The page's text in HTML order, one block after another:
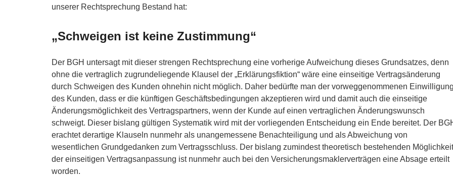
unserer Rechtsprechung Bestand hat:
„Schweigen ist keine Zustimmung“
Der BGH untersagt mit dieser strengen Rechtsprechung eine vorherige Aufweichung dieses Grundsatzes, denn
ohne die vertraglich zugrundeliegende Klausel der „Erklärungsfiktion“ wäre eine einseitige Vertragsänderung
durch Schweigen des Kunden ohnehin nicht möglich. Daher bedürfte man der vorweggenommenen
des Kunden, dass er die künftigen Geschäftsbedingungen akzeptieren wird und damit auch die einseitige
Änderungsmöglichkeit des Vertragspartners, wenn der Kunde auf einen vertraglichen Änderungswunsch
schweigt. Dieser bislang gültigen Systematik wird mit der vorliegenden Entscheidung ein Ende bereitet. Der
erachtet derartige Klauseln nunmehr als unangemessene Benachteiligung und als Abweichung von
wesentlichen Grundgedanken zum Vertragsschluss. Der bislang zumindest theoretisch bestehenden Möglichkeit
der einseitigen Vertragsanpassung ist nunmehr auch bei den Versicherungsmaklerverträgen eine Absage erteilt
worden.